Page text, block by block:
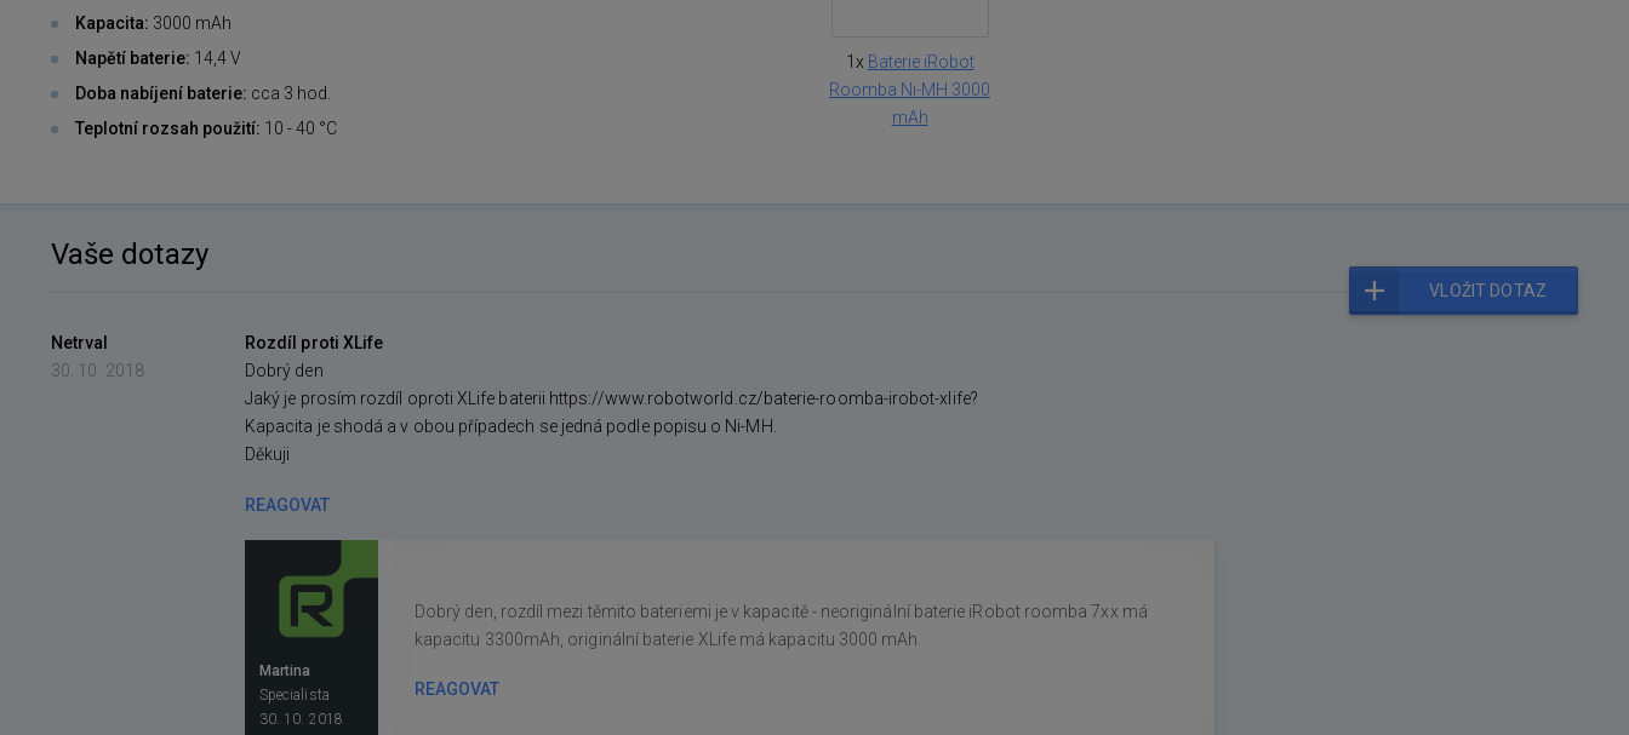
Kapacita: 3000 mAh
Napětí baterie: 14,4 V
Doba nabíjení baterie: cca 3 hod.
Teplotní rozsah použití: 10 - 40 °C
1x Baterie iRobot
Roomba Ni-MH 3000
mAh
Vaše dotazy
VLOŽIT DOTAZ
Netrval
30. 10. 2018
Rozdíl proti XLife
Dobrý den
Jaký je prosím rozdíl oproti XLife baterii https://www.robotworld.cz/baterie-roomba-irobot-xlife?
Kapacita je shodá a v obou případech se jedná podle popisu o Ni-MH.
Děkuji
REAGOVAT
Martina
Specialista
30. 10. 2018
Dobrý den, rozdíl mezi těmito bateriemi je v kapacitě - neoriginální baterie iRobot roomba 7xx má
kapacitu 3300mAh, originální baterie XLife má kapacitu 3000 mAh.
REAGOVAT